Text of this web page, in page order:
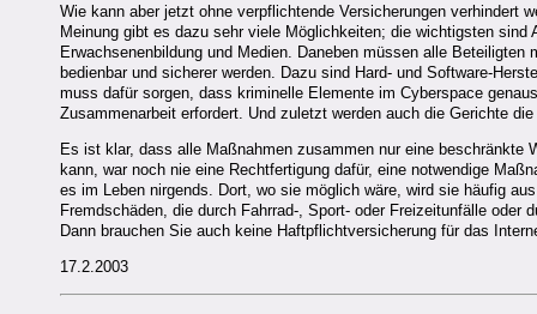
Wie kann aber jetzt ohne verpflichtende Versicherungen verhindert
Meinung gibt es dazu sehr viele Möglichkeiten; die wichtigsten
Erwachsenenbildung und Medien. Daneben müssen alle
bedienbar und sicherer werden. Dazu sind Hard- und Software-
muss dafür sorgen, dass kriminelle Elemente im Cyberspace
Zusammenarbeit erfordert. Und zuletzt werden auch die Gerichte
Es ist klar, dass alle Maßnahmen zusammen nur eine beschränkte
kann, war noch nie eine Rechtfertigung dafür, eine notwendige
es im Leben nirgends. Dort, wo sie möglich wäre, wird sie häufig
Fremdschäden, die durch Fahrrad-, Sport- oder Freizeitunfälle oder
Dann brauchen Sie auch keine Haftpflichtversicherung für das
17.2.2003